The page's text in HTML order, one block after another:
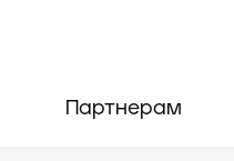
Партнерам